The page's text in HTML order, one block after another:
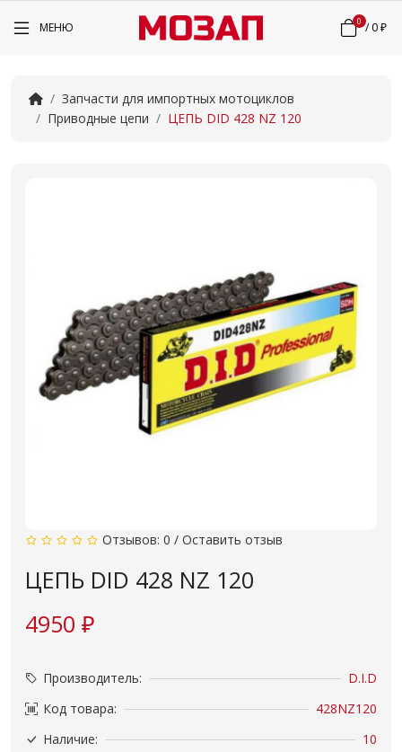
МЕНЮ 0 /0 ₽
Запчасти для импортных мотоциклов
Приводные цепи
ЦЕПЬ DID 428 NZ 120
Отзывов: 0 / Оставить отзыв
ЦЕПЬ DID 428 NZ 120
4950 ₽
Производитель:
D.I.D
Код товара:
428NZ120
Наличие:
10